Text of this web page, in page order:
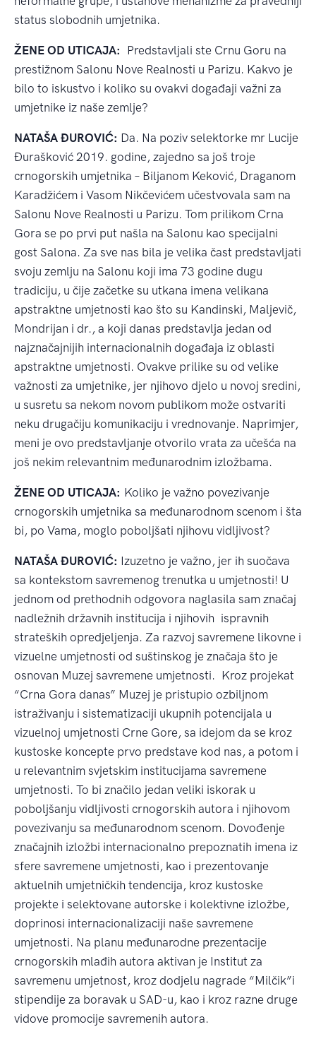
status slobodnih umjetnika.
ŽENE OD UTICAJA: Predstavljali ste Crnu Goru na
prestižnom Salonu Nove Realnosti u Parizu. Kakvo je
bilo to iskustvo i koliko su ovakvi događaji važni za
umjetnike iz naše zemlje?
NATAŠA ĐUROVIĆ: Da. Na poziv selektorke mr Lucije
Đurašković 2019. godine, zajedno sa još troje
crnogorskih umjetnika – Biljanom Keković, Draganom
Karadžićem i Vasom Nikčevićem učestvovala sam na
Salonu Nove Realnosti u Parizu. Tom prilikom Crna
Gora se po prvi put našla na Salonu kao specijalni
gost Salona. Za sve nas bila je velika čast predstavljati
svoju zemlju na Salonu koji ima 73 godine dugu
tradiciju, u čije začetke su utkana imena velikana
apstraktne umjetnosti kao što su Kandinski, Maljevič,
Mondrijan i dr., a koji danas predstavlja jedan od
najznačajnijih internacionalnih događaja iz oblasti
apstraktne umjetnosti. Ovakve prilike su od velike
važnosti za umjetnike, jer njihovo djelo u novoj sredini,
u susretu sa nekom novom publikom može ostvariti
neku drugačiju komunikaciju i vrednovanje. Naprimjer,
meni je ovo predstavljanje otvorilo vrata za učešća na
još nekim relevantnim međunarodnim izložbama.
ŽENE OD UTICAJA: Koliko je važno povezivanje
crnogorskih umjetnika sa međunarodnom scenom i šta
bi, po Vama, moglo poboljšati njihovu vidljivost?
NATAŠA ĐUROVIĆ: Izuzetno je važno, jer ih suočava
sa kontekstom savremenog trenutka u umjetnosti! U
jednom od prethodnih odgovora naglasila sam značaj
nadležnih državnih institucija i njihovih ispravnih
strateških opredjeljenja. Za razvoj savremene likovne i
vizuelne umjetnosti od suštinskog je značaja što je
osnovan Muzej savremene umjetnosti. Kroz projekat
“Crna Gora danas” Muzej je pristupio ozbiljnom
istraživanju i sistematizaciji ukupnih potencijala u
vizuelnoj umjetnosti Crne Gore, sa idejom da se kroz
kustoske koncepte prvo predstave kod nas, a potom i
u relevantnim svjetskim institucijama savremene
umjetnosti. To bi značilo jedan veliki iskorak u
poboljšanju vidljivosti crnogorskih autora i njihovom
povezivanju sa međunarodnom scenom. Dovođenje
značajnih izložbi internacionalno prepoznatih imena iz
sfere savremene umjetnosti, kao i prezentovanje
aktuelnih umjetničkih tendencija, kroz kustoske
projekte i selektovane autorske i kolektivne izložbe,
doprinosi internacionalizaciji naše savremene
umjetnosti. Na planu međunarodne prezentacije
crnogorskih mlađih autora aktivan je Institut za
savremenu umjetnost, kroz dodjelu nagrade “Milčik”i
stipendije za boravak u SAD-u, kao i kroz razne druge
vidove promocije savremenih autora.